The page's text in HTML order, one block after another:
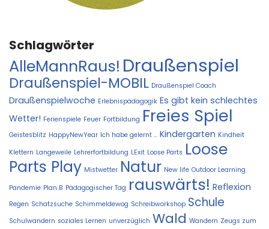
Schlagwörter
AlleMannRaus! Draußenspiel
Draußenspiel-MOBIL Draußenspiel Coach
Draußenspielwoche Erlebnispädagogik Es gibt kein schlechtes
Wetter! Ferienspiele Feuer Fortbildung Freies Spiel
Geistesblitz HappyNewYear Ich habe gelernt ... Kindergarten Kindheit
Klettern Langeweile Lehrerfortbildung LExit Loose Parts Loose
Parts Play Mistwetter Natur New life Outdoor Learning
Pandemie Plan B Pädagogischer Tag rauswärts! Reflexion
Regen Schatzsuche Schimmeldewog Schreibworkshop Schule
Schulwandern soziales Lernen unverzüglich Wald Wandern Zeugs zum